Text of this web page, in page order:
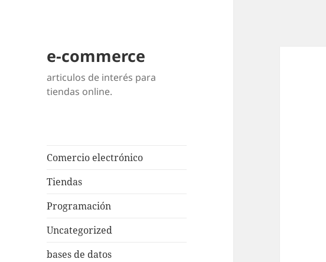
e-commerce
articulos de interés para
tiendas online.
Comercio electrónico
Tiendas
Programación
Uncategorized
bases de datos